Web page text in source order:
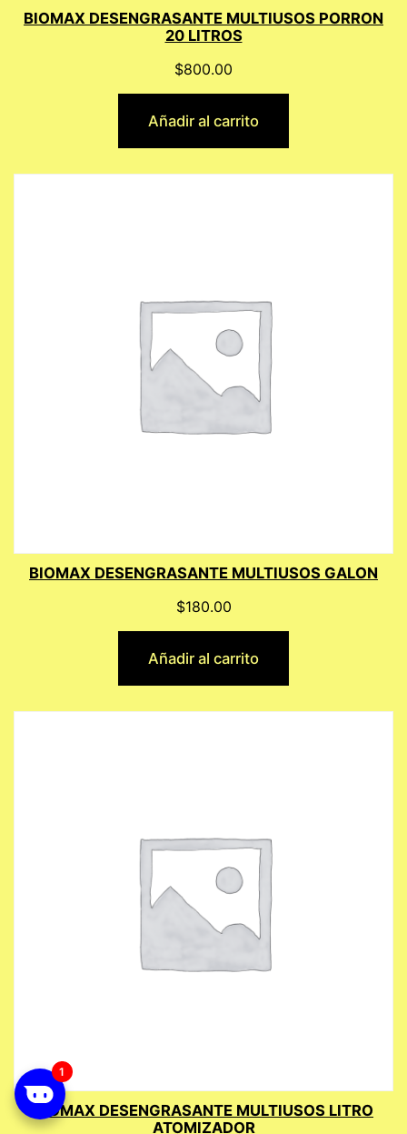
BIOMAX DESENGRASANTE MULTIUSOS PORRON
20 LITROS
$800.00
Añadir al carrito
BIOMAX DESENGRASANTE MULTIUSOS GALON
$180.00
Añadir al carrito
BIOMAX DESENGRASANTE MULTIUSOS LITRO
ATOMIZADOR